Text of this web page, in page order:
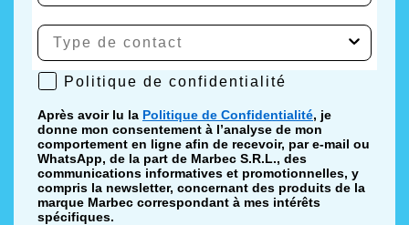
Politique de confidentialité
Politique de confidentialité
Après avoir lu la Politique de Confidentialité, je
donne mon consentement à l’analyse de mon
comportement en ligne afin de recevoir, par e-mail ou
WhatsApp, de la part de Marbec S.R.L., des
communications informatives et promotionnelles, y
compris la newsletter, concernant des produits de la
marque Marbec correspondant à mes intérêts
spécifiques.